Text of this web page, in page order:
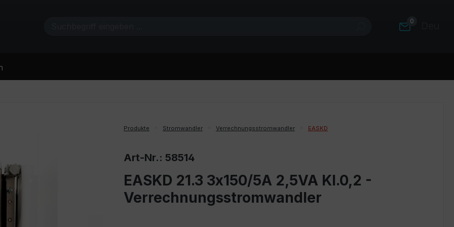
0
Produkte Stromwandler Verrechnungsstromwandler EASKD
Art-Nr.: 58514
EASKD 21.3 3x150/5A 2,5VA Kl.0,2 -
Verrechnungsstromwandler